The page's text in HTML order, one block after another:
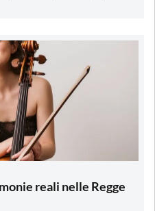
reali nelle Regge